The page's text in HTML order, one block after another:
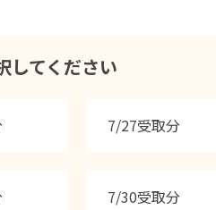
してください
7/27受取分
7/30受取分